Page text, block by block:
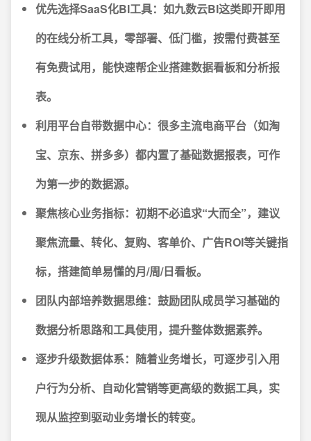
优先选择SaaS化BI工具： 如九数云BI这类即开即用
的在线分析工具，零部署、低门槛，按需付费甚至
有免费试用，能快速帮企业搭建数据看板和分析报
表。
利用平台自带数据中心： 很多主流电商平台（如淘
宝、京东、拼多多）都内置了基础数据报表，可作
为第一步的数据源。
聚焦核心业务指标： 初期不必追求“大而全”，建议
聚焦流量、转化、复购、客单价、广告ROI等关键指
标，搭建简单易懂的月/周/日看板。
团队内部培养数据思维： 鼓励团队成员学习基础的
数据分析思路和工具使用，提升整体数据素养。
逐步升级数据体系： 随着业务增长，可逐步引入用
户行为分析、自动化营销等更高级的数据工具，实
现从监控到驱动业务增长的转变。